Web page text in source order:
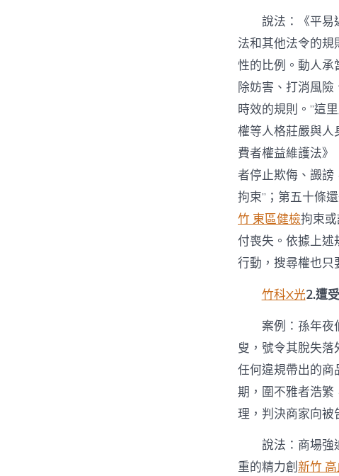
說法：《平易
法和其他法令的
性的比例。動人承
除妨害、打消風
時效的規則。”這
權等人格莊嚴與人
費者權益維護法》
者停止欺侮、譭謗
拘束”；第五十條
竹 東區健檢拘束
付喪失。依據上述
行動，搜尋權也只
竹科X光2.遭
案例：孫年夜
叟，號令其脫失
任何違規帶出的商
期，圍不雅者浩
理，判決商家向被
說法：商場強
重的精力創新竹